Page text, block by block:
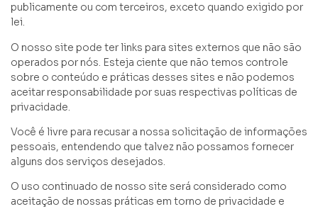
publicamente ou com terceiros, exceto quando exigido por
lei.
O nosso site pode ter links para sites externos que não são
operados por nós. Esteja ciente que não temos controle
sobre o conteúdo e práticas desses sites e não podemos
aceitar responsabilidade por suas respectivas políticas de
privacidade.
Você é livre para recusar a nossa solicitação de informações
pessoais, entendendo que talvez não possamos fornecer
alguns dos serviços desejados.
O uso continuado de nosso site será considerado como
aceitação de nossas práticas em torno de privacidade e